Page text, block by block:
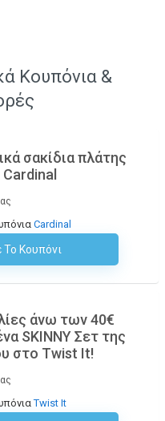
Κουπόνια &
σακίδια πλάτης
Cardinal
Το Κουπόνι
άνω των 40€
SKINNY Σετ της
στο Twist It!
Twist It